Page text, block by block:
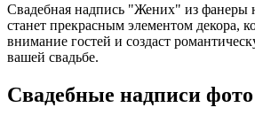
Свадебная надпись "Жених" из фанеры
станет прекрасным элементом декора,
внимание гостей и создаст
вашей свадьбе.
Свадебные надписи